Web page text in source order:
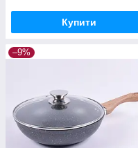
Купити
–9%